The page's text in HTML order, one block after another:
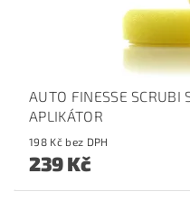
AUTO FINESSE SCRUBI
APLIKÁTOR
198 Kč bez DPH
239 Kč